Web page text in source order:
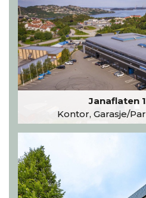
Janaflaten
Kontor, Garasje/